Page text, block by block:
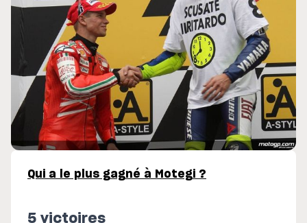
Qui a le plus gagné à Motegi ?
5 victoires